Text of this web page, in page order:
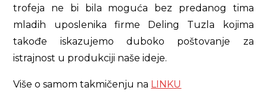
trofeja ne bi bila moguća bez predanog tima
mladih uposlenika firme Deling Tuzla kojima
takođe iskazujemo duboko poštovanje za
istrajnost u produkciji naše ideje.
Više o samom takmičenju na LINKU